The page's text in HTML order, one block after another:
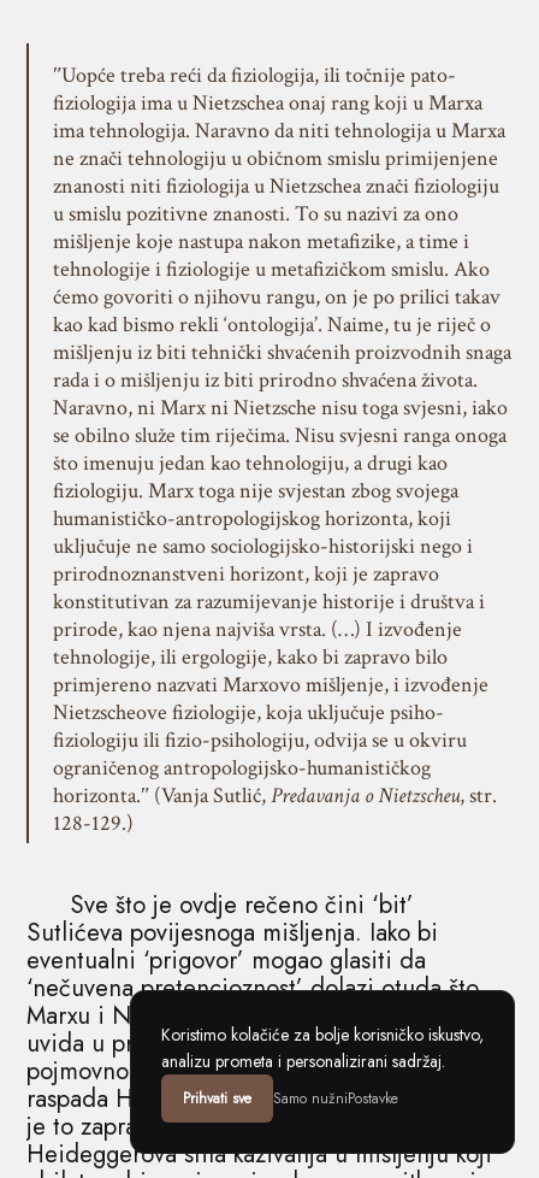
ʺUopće treba reći da fiziologija, ili točnije pato-
fiziologija ima u Nietzschea onaj rang koji u Marxa
ima tehnologija. Naravno da niti tehnologija u Marxa
ne znači tehnologiju u običnom smislu primijenjene
znanosti niti fiziologija u Nietzschea znači fiziologiju
u smislu pozitivne znanosti. To su nazivi za ono
mišljenje koje nastupa nakon metafizike, a time i
tehnologije i fiziologije u metafizičkom smislu. Ako
ćemo govoriti o njihovu rangu, on je po prilici takav
kao kad bismo rekli ‘ontologija’. Naime, tu je riječ o
mišljenju iz biti tehnički shvaćenih proizvodnih snaga
rada i o mišljenju iz biti prirodno shvaćena života.
Naravno, ni Marx ni Nietzsche nisu toga svjesni, iako
se obilno služe tim riječima. Nisu svjesni ranga onoga
što imenuju jedan kao tehnologiju, a drugi kao
fiziologiju. Marx toga nije svjestan zbog svojega
humanističko-antropologijskog horizonta, koji
uključuje ne samo sociologijsko-historijski nego i
prirodnoznanstveni horizont, koji je zapravo
konstitutivan za razumijevanje historije i društva i
prirode, kao njena najviša vrsta. (…) I izvođenje
tehnologije, ili ergologije, kako bi zapravo bilo
primjereno nazvati Marxovo mišljenje, i izvođenje
Nietzscheove fiziologije, koja uključuje psiho-
fiziologiju ili fizio-psihologiju, odvija se u okviru
ograničenog antropologijsko-humanističkog
horizonta.ʺ (Vanja Sutlić,Predavanja o Nietzscheu, str.
128-129.)
Sve što je ovdje rečeno čini ‘bit’
Sutlićeva povijesnoga mišljenja. Iako bi
eventualni ‘prigovor’ mogao glasiti da
‘nečuvena pretencioznost’ dolazi otuda što
Marxu i Nietzscheu pripisuje ‘nesvjesnost’
uvida u pravi ‘ontologijski rang’ njihovih
pojmovno-kategorijalnih otkrića nakon
raspada Hegelove apsolutne metafizike i da
je to zapravo slobodno korištenje
Heideggerova stila kazivanja u mišljenju koji
Koristimo kolačiće za bolje korisničko iskustvo,
analizu prometa i personalizirani sadržaj.
Prihvati sve Samo nužniPostavke